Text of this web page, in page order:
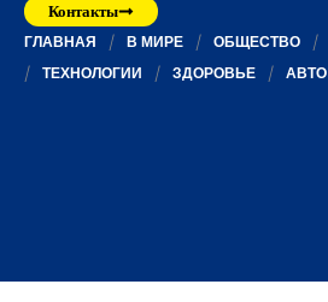
Контакты
ГЛАВНАЯ В МИРЕ ОБЩЕСТВО
ТЕХНОЛОГИИ
ЗДОРОВЬЕ АВТО